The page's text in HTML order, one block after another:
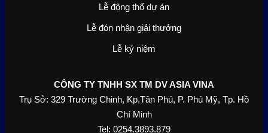
Lễ động thổ dự án
Lễ đón nhận giải thưởng
Lễ kỷ niệm
CÔNG TY TNHH SX TM DV ASIA VINA
Trụ Sở: 329 Trường Chinh, Kp.Tân Phú, P. Phú Mỹ, Tp. Hồ
Chí Minh
Tel: 0254.3893.879